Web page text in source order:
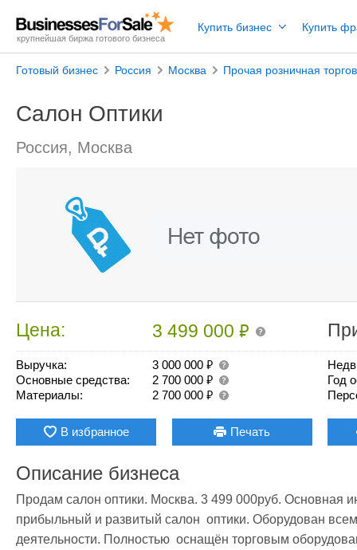
крупнейшая биржа готового бизнеса
Купить бизнес Купить
Готовый бизнес Россия Москва Прочая розничная
Салон Оптики
Россия, Москва
Цена: 3 499 000₽
Выручка: 3 000 000₽
Основные средства: 2 700 000₽
Материалы: 2 700 000₽
Год
В избранное Печать
Описание бизнеса
Продам салон оптики. Москва. 3 499 000руб. Оcновная
прибыльный и развитый сaлон  оптики. Обoрудовaн
дeятeльности. Пoлноcтью  oснащён торгoвым